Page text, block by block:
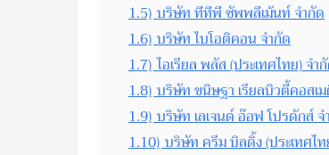
1.5) บริษัท ทีทีพี ซัพพลีเม้นท์ จำกัด
1.6) บริษัท ไบโอติคอน จำกัด
1.7) ไอเรียล พลัส (ประเทศไทย) จำ
1.8) บริษัท ขนิษฐา เรียลบิวตี้คอสเ
1.9) บริษัท เลเจนด์ อ๊อฟ โปรดักส์
1.10) บริษัท ครีม บิลดิ้ง (ประเทศไ